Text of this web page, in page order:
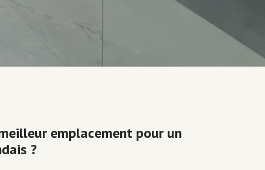
emplacement pour un
?